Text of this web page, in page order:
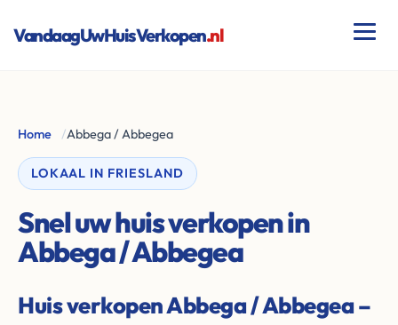
VandaagUwHuisVerkopen.nl
Home /Abbega / Abbegea
LOKAAL IN FRIESLAND
Snel uw huis verkopen in
Abbega / Abbegea
Huis verkopen Abbega / Abbegea –